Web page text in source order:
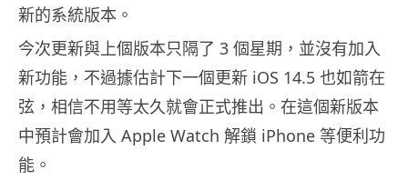
新的系統版本。
今次更新與上個版本只隔了 3 個星期，並沒有加入
新功能，不過據估計下一個更新 iOS 14.5 也如箭在
弦，相信不用等太久就會正式推出。在這個新版本
中預計會加入 Apple Watch 解鎖 iPhone 等便利功
能。